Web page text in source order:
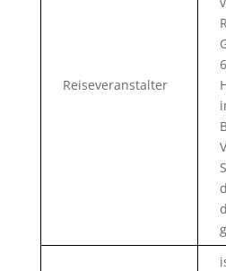
Reiseveranstalter